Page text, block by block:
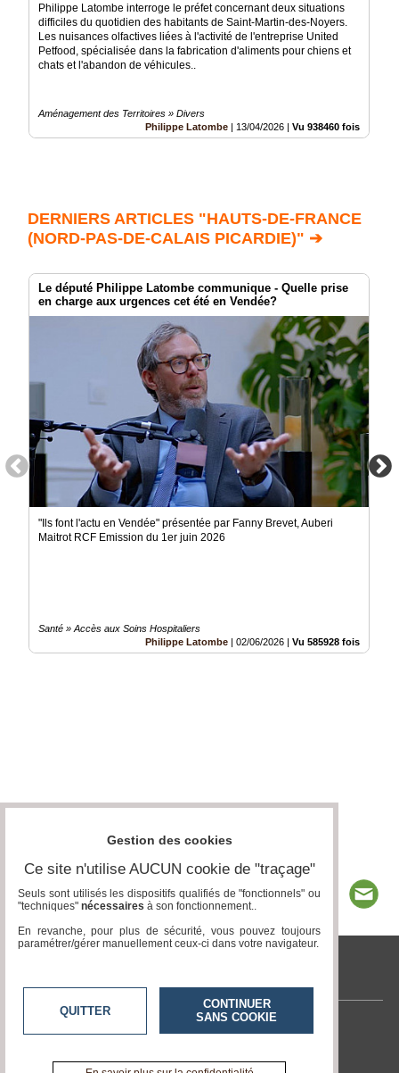
Philippe Latombe interroge le préfet concernant deux situations
difficiles du quotidien des habitants de Saint-Martin-des-Noyers.
Les nuisances olfactives liées à l'activité de l'entreprise United
Petfood, spécialisée dans la fabrication d'aliments pour chiens et
chats et l'abandon de véhicules..
Aménagement des Territoires » Divers
Philippe Latombe | 13/04/2026 | Vu 938460 fois
DERNIERS ARTICLES "HAUTS-DE-FRANCE
(NORD-PAS-DE-CALAIS PICARDIE)" ➔
Le député Philippe Latombe communique - Quelle prise
en charge aux urgences cet été en Vendée?
"Ils font l'actu en Vendée" présentée par Fanny Brevet, Auberi
Maitrot RCF Emission du 1er juin 2026
Santé » Accès aux Soins Hospitaliers
Philippe Latombe | 02/06/2026 | Vu 585928 fois
tvlocale.fr
Contactez-nous
Gestion des cookies
Ce site n'utilise AUCUN cookie de "traçage"
Seuls sont utilisés les dispositifs qualifiés de "fonctionnels" ou
"techniques" nécessaires à son fonctionnement..
En revanche, pour plus de sécurité, vous pouvez toujours
paramétrer/gérer manuellement ceux-ci dans votre navigateur.
QUITTER
CONTINUER
SANS COOKIE